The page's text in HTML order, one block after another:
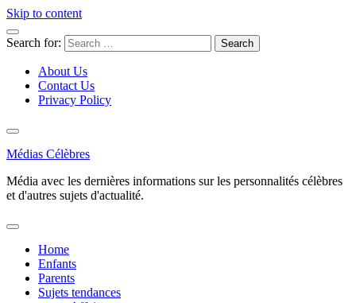
Skip to content
Search for:
About Us
Contact Us
Privacy Policy
Médias Célèbres
Média avec les dernières informations sur les personnalités célèbres
et d'autres sujets d'actualité.
Home
Enfants
Parents
Sujets tendances